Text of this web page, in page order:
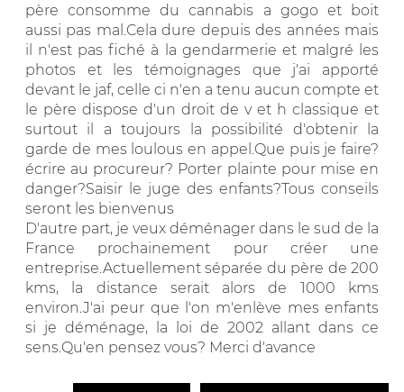
père consomme du cannabis a gogo et boit
aussi pas mal.Cela dure depuis des années mais
il n'est pas fiché à la gendarmerie et malgré les
photos et les témoignages que j'ai apporté
devant le jaf, celle ci n'en a tenu aucun compte et
le père dispose d'un droit de v et h classique et
surtout il a toujours la possibilité d'obtenir la
garde de mes loulous en appel.Que puis je faire?
écrire au procureur? Porter plainte pour mise en
danger?Saisir le juge des enfants?Tous conseils
seront les bienvenus
D'autre part, je veux déménager dans le sud de la
France prochainement pour créer une
entreprise.Actuellement séparée du père de 200
kms, la distance serait alors de 1000 kms
environ.J'ai peur que l'on m'enlève mes enfants
si je déménage, la loi de 2002 allant dans ce
sens.Qu'en pensez vous? Merci d'avance